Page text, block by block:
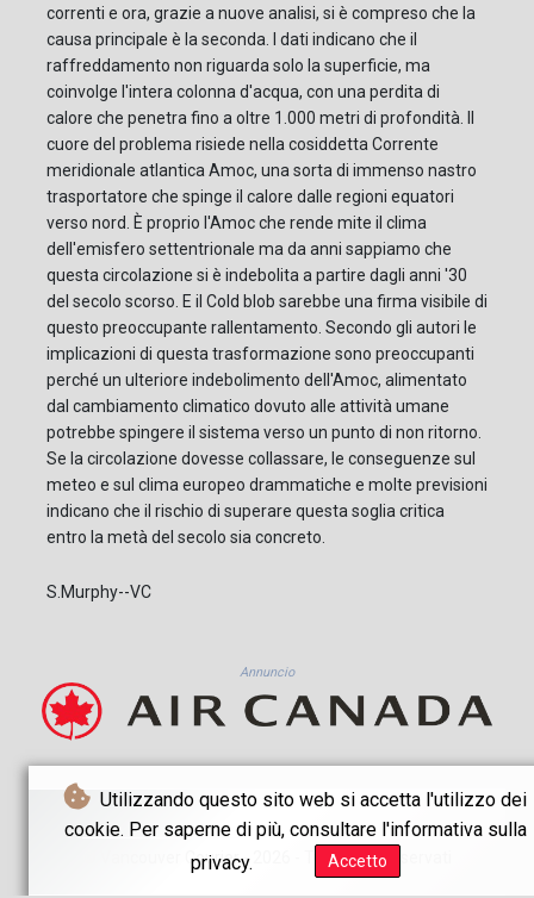
Utilizzando questo sito web si accetta l'utilizzo dei
cookie. Per saperne di più, consultare l'informativa sulla
privacy.
Accetto
correnti e ora, grazie a nuove analisi, si è compreso che la
causa principale è la seconda. I dati indicano che il
raffreddamento non riguarda solo la superficie, ma
coinvolge l'intera colonna d'acqua, con una perdita di
calore che penetra fino a oltre 1.000 metri di profondità. Il
cuore del problema risiede nella cosiddetta Corrente
meridionale atlantica Amoc, una sorta di immenso nastro
trasportatore che spinge il calore dalle regioni equatori
verso nord. È proprio l'Amoc che rende mite il clima
dell'emisfero settentrionale ma da anni sappiamo che
questa circolazione si è indebolita a partire dagli anni '30
del secolo scorso. E il Cold blob sarebbe una firma visibile di
questo preoccupante rallentamento. Secondo gli autori le
implicazioni di questa trasformazione sono preoccupanti
perché un ulteriore indebolimento dell'Amoc, alimentato
dal cambiamento climatico dovuto alle attività umane
potrebbe spingere il sistema verso un punto di non ritorno.
Se la circolazione dovesse collassare, le conseguenze sul
meteo e sul clima europeo drammatiche e molte previsioni
indicano che il rischio di superare questa soglia critica
entro la metà del secolo sia concreto.
S.Murphy--VC
Annuncio
© Vancouver Courier - 2026 - Tutti i diritti riservati